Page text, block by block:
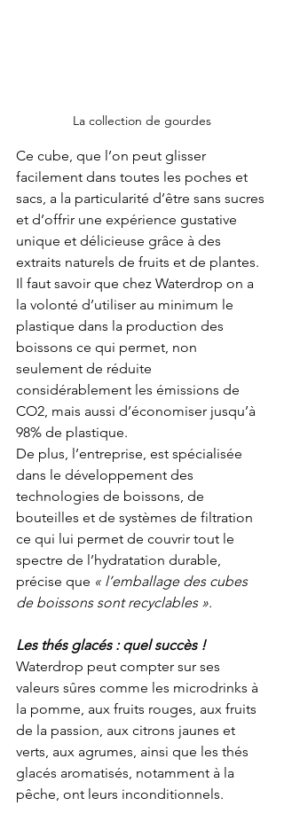
La collection de gourdes
Ce cube, que l’on peut glisser
facilement dans toutes les poches et
sacs, a la particularité d’être sans sucres
et d’offrir une expérience gustative
unique et délicieuse grâce à des
extraits naturels de fruits et de plantes.
Il faut savoir que chez Waterdrop on a
la volonté d’utiliser au minimum le
plastique dans la production des
boissons ce qui permet, non
seulement de réduite
considérablement les émissions de
CO2, mais aussi d’économiser jusqu’à
98% de plastique.
De plus, l’entreprise, est spécialisée
dans le développement des
technologies de boissons, de
bouteilles et de systèmes de filtration
ce qui lui permet de couvrir tout le
spectre de l’hydratation durable,
précise que « l’emballage des cubes
de boissons sont recyclables ».
Les thés glacés : quel succès !
Waterdrop peut compter sur ses
valeurs sûres comme les microdrinks à
la pomme, aux fruits rouges, aux fruits
de la passion, aux citrons jaunes et
verts, aux agrumes, ainsi que les thés
glacés aromatisés, notamment à la
pêche, ont leurs inconditionnels.